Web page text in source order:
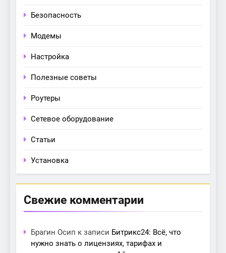
Безопасность
Модемы
Настройка
Полезные советы
Роутеры
Сетевое оборудование
Статьи
Установка
Свежие комментарии
Брагин Осип к записи Битрикс24: Всё, что
нужно знать о лицензиях, тарифах и